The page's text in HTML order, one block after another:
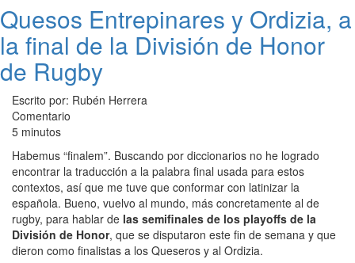
Quesos Entrepinares y Ordizia, a
la final de la División de Honor
de Rugby
Escrito por: Rubén Herrera
Comentario
5 minutos
Habemus “finalem”. Buscando por diccionarios no he logrado
encontrar la traducción a la palabra final usada para estos
contextos, así que me tuve que conformar con latinizar la
española. Bueno, vuelvo al mundo, más concretamente al de
rugby, para hablar de las semifinales de los playoffs de la
División de Honor, que se disputaron este fin de semana y que
dieron como finalistas a los Queseros y al Ordizia.